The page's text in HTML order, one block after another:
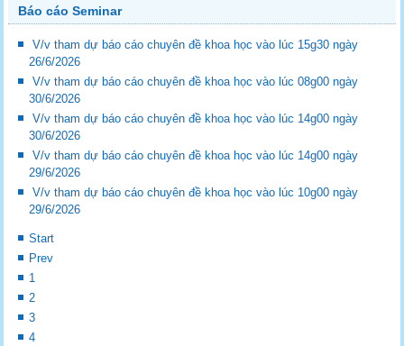
Báo cáo Seminar
V/v tham dự báo cáo chuyên đề khoa học vào lúc 15g30 ngày
26/6/2026
V/v tham dự báo cáo chuyên đề khoa học vào lúc 08g00 ngày
30/6/2026
V/v tham dự báo cáo chuyên đề khoa học vào lúc 14g00 ngày
30/6/2026
V/v tham dự báo cáo chuyên đề khoa học vào lúc 14g00 ngày
29/6/2026
V/v tham dự báo cáo chuyên đề khoa học vào lúc 10g00 ngày
29/6/2026
Start
Prev
1
2
3
4